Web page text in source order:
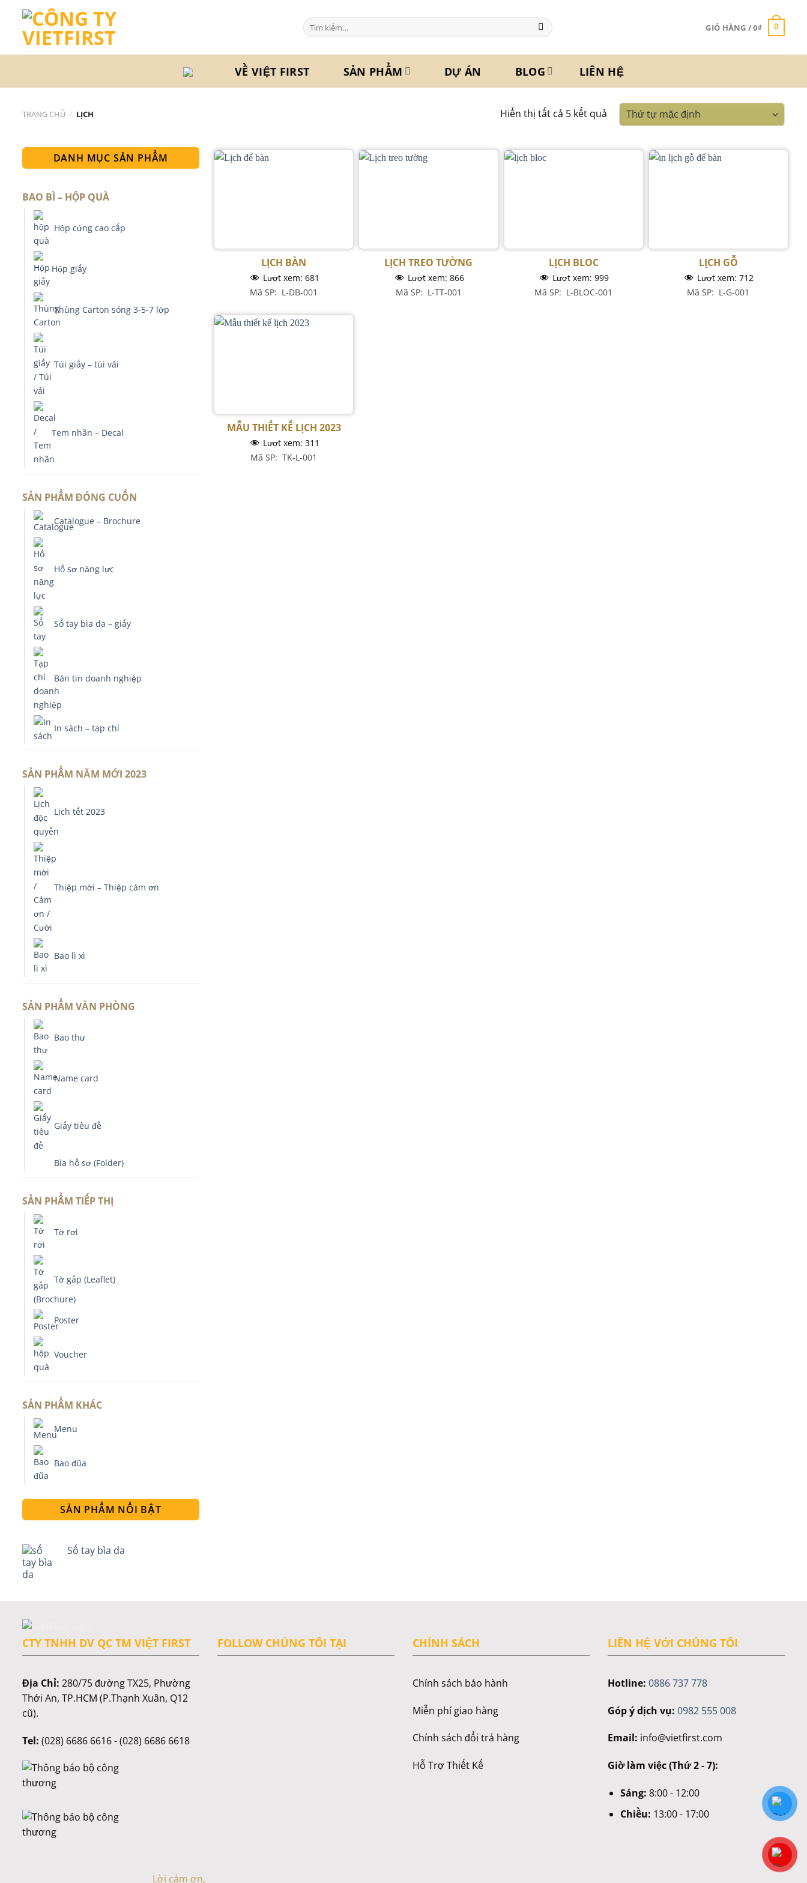
content
Tìm
kiếm:
GIỎ HÀNG /0₫ 0
VỀ VIỆT FIRST SẢN PHẨM DỰ ÁN BLOG LIÊN HỆ
TRANG CHỦ / LỊCH Hiển thị tất cả 5 kết quả
DANH MỤC SẢN PHẨM
BAO BÌ – HỘP QUÀ
Hộp cứng cao cấp
Hộp giấy
Thùng Carton sóng 3-5-7 lớp
Túi giấy – túi vải
Tem nhãn – Decal
SẢN PHẨM ĐÓNG CUỐN
Catalogue – Brochure
Hồ sơ năng lực
Sổ tay bìa da – giấy
Bản tin doanh nghiệp
In sách – tạp chí
SẢN PHẨM NĂM MỚI 2023
Lịch tết 2023
Thiệp mời – Thiệp cảm ơn
Bao lì xì
SẢN PHẨM VĂN PHÒNG
Bao thư
Name card
Giấy tiêu đề
Bìa hồ sơ (Folder)
SẢN PHẨM TIẾP THỊ
Tờ rơi
Tờ gấp (Leaflet)
Poster
Voucher
SẢN PHẨM KHÁC
Menu
Bao đũa
SẢN PHẨM NỔI BẬT
Sổ tay bìa da
LỊCH BÀN
Lượt xem: 681
Mã SP: L-DB-001
LỊCH TREO TƯỜNG
Lượt xem: 866
Mã SP: L-TT-001
LỊCH BLOC
Lượt xem: 999
Mã SP: L-BLOC-001
LỊCH GỖ
Lượt xem: 712
Mã SP: L-G-001
MẪU THIẾT KẾ LỊCH 2023
Lượt xem: 311
Mã SP: TK-L-001
CTY TNHH DV QC TM VIỆT FIRST
Địa Chỉ: 280/75 đường TX25, Phường
Thới An, TP.HCM (P.Thạnh Xuân, Q12
cũ).
Tel: (028) 6686 6616 - (028) 6686 6618
FOLLOW CHÚNG TÔI TẠI CHÍNH SÁCH
Chính sách bảo hành
Miễn phí giao hàng
Chính sách đổi trả hàng
Hỗ Trợ Thiết Kế
LIÊN HỆ VỚI CHÚNG TÔI
Hotline: 0886 737 778
Góp ý dịch vụ: 0982 555 008
Email: info@vietfirst.com
Giờ làm việc (Thứ 2 - 7):
Sáng: 8:00 - 12:00
Chiều: 13:00 - 17:00
Lời cảm ơn,